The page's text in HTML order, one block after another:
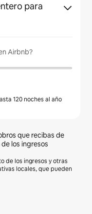
para
Airbnb?
120 noches al año
que recibas de
los ingresos
de los ingresos y otras
locales, que pueden